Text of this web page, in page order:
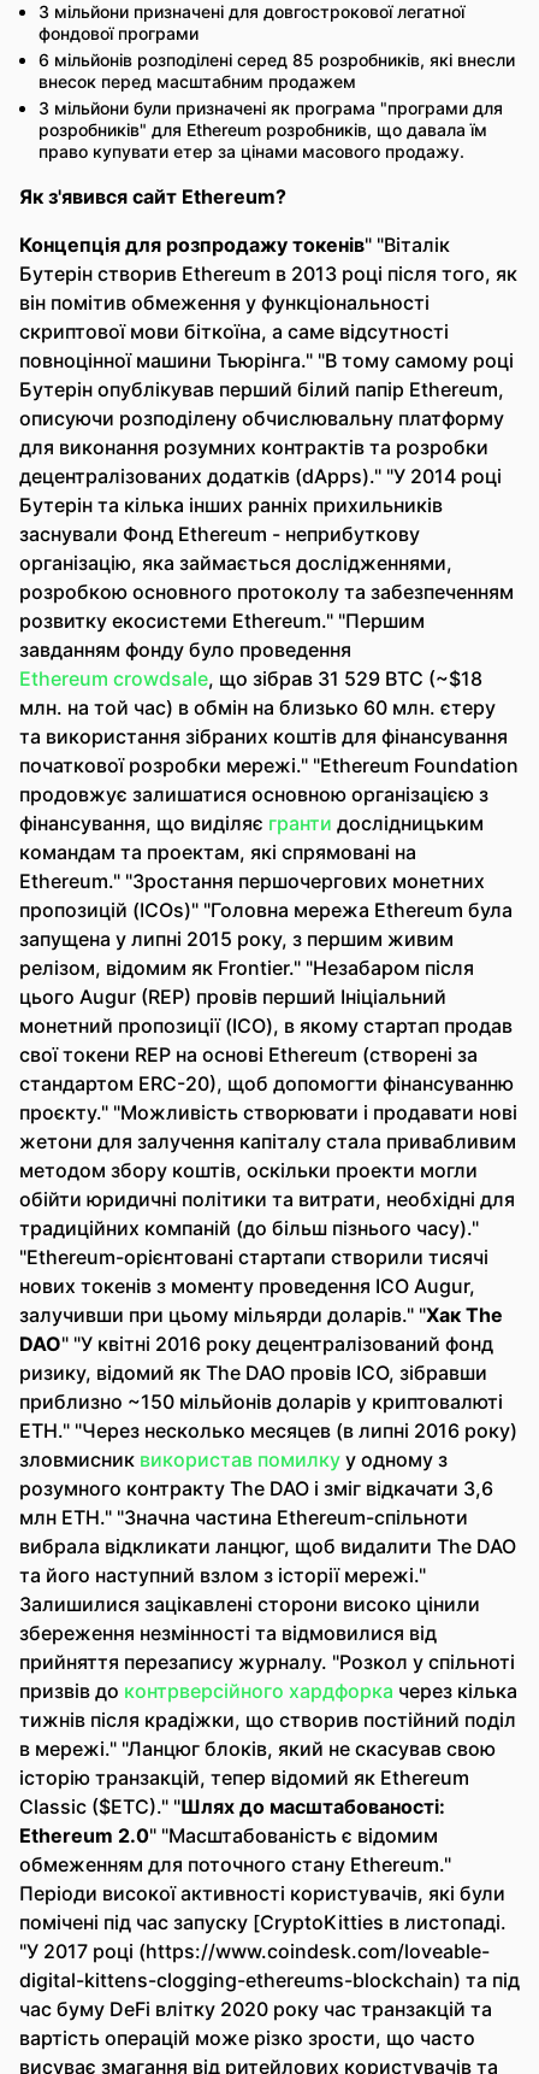
3 мільйони призначені для довгострокової легатної
фондової програми
6 мільйонів розподілені серед 85 розробників, які внесли
внесок перед масштабним продажем
3 мільйони були призначені як програма "програми для
розробників" для Ethereum розробників, що давала їм
право купувати етер за цінами масового продажу.
Як з'явився сайт Ethereum?
Концепція для розпродажу токенів" "Віталік
Бутерін створив Ethereum в 2013 році після того, як
він помітив обмеження у функціональності
скриптової мови біткоїна, а саме відсутності
повноцінної машини Тьюрінга." "В тому самому році
Бутерін опублікував перший білий папір Ethereum,
описуючи розподілену обчислювальну платформу
для виконання розумних контрактів та розробки
децентралізованих додатків (dApps)." "У 2014 році
Бутерін та кілька інших ранніх прихильників
заснували Фонд Ethereum - неприбуткову
організацію, яка займається дослідженнями,
розробкою основного протоколу та забезпеченням
розвитку екосистеми Ethereum." "Першим
завданням фонду було проведення
Ethereum crowdsale, що зібрав 31 529 BTC (~$18
млн. на той час) в обмін на близько 60 млн. єтеру
та використання зібраних коштів для фінансування
початкової розробки мережі." "Ethereum Foundation
продовжує залишатися основною організацією з
фінансування, що виділяє гранти дослідницьким
командам та проектам, які спрямовані на
Ethereum." "Зростання першочергових монетних
пропозицій (ICOs)" "Головна мережа Ethereum була
запущена у липні 2015 року, з першим живим
релізом, відомим як Frontier." "Незабаром після
цього Augur (REP) провів перший Ініціальний
монетний пропозиції (ICO), в якому стартап продав
свої токени REP на основі Ethereum (створені за
стандартом ERC-20), щоб допомогти фінансуванню
проєкту." "Можливість створювати і продавати нові
жетони для залучення капіталу стала привабливим
методом збору коштів, оскільки проекти могли
обійти юридичні політики та витрати, необхідні для
традиційних компаній (до більш пізнього часу)."
"Ethereum-орієнтовані стартапи створили тисячі
нових токенів з моменту проведення ICO Augur,
залучивши при цьому мільярди доларів." "Хак The
DAO" "У квітні 2016 року децентралізований фонд
ризику, відомий як The DAO провів ICO, зібравши
приблизно ~150 мільйонів доларів у криптовалюті
ETH." "Через несколько месяцев (в липні 2016 року)
зловмисник використав помилку у одному з
розумного контракту The DAO і зміг відкачати 3,6
млн ETH." "Значна частина Ethereum-спільноти
вибрала відкликати ланцюг, щоб видалити The DAO
та його наступний взлом з історії мережі."
Залишилися зацікавлені сторони високо цінили
збереження незмінності та відмовилися від
прийняття перезапису журналу. "Розкол у спільноті
призвів до контрверсійного хардфорка через кілька
тижнів після крадіжки, що створив постійний поділ
в мережі." "Ланцюг блоків, який не скасував свою
історію транзакцій, тепер відомий як Ethereum
Classic ($ETC)." "Шлях до масштабованості:
Ethereum 2.0" "Масштабованість є відомим
обмеженням для поточного стану Ethereum."
Періоди високої активності користувачів, які були
помічені під час запуску [CryptoKitties в листопаді.
"У 2017 році (https://www.coindesk.com/loveable-
digital-kittens-clogging-ethereums-blockchain) та під
час буму DeFi влітку 2020 року час транзакцій та
вартість операцій може різко зрости, що часто
висуває змагання від ритейлових користувачів та